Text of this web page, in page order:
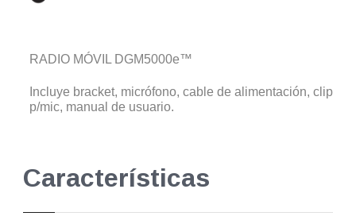
RADIO MÓVIL DGM5000e™
Incluye bracket, micrófono, cable de alimentación, clip
p/mic, manual de usuario.
Características